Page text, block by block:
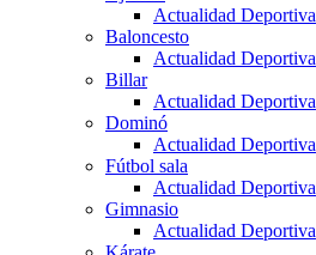
Actualidad Deportiva
Baloncesto
Actualidad Deportiva
Billar
Actualidad Deportiva
Dominó
Actualidad Deportiva
Fútbol sala
Actualidad Deportiva
Gimnasio
Actualidad Deportiva